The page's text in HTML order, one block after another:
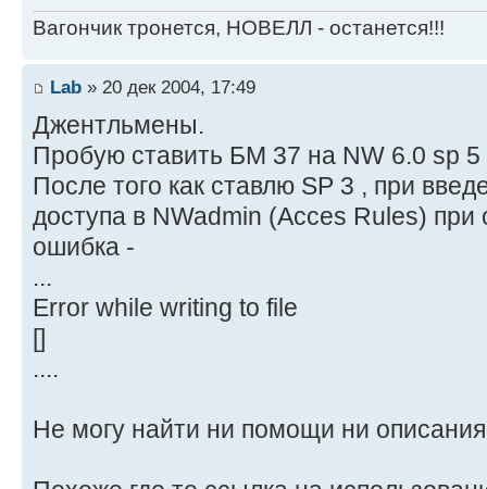
Вагончик тронется, НОВЕЛЛ - останется!!!
Lab » 20 дек 2004, 17:49
Джентльмены.
Пробую ставить БМ 37 на NW 6.0 sp 5
После того как ставлю SP 3 , при
доступа в NWadmin (Acces Rules) при
ошибка -
...
Error while writing to file
[]
....
Не могу найти ни помощи ни